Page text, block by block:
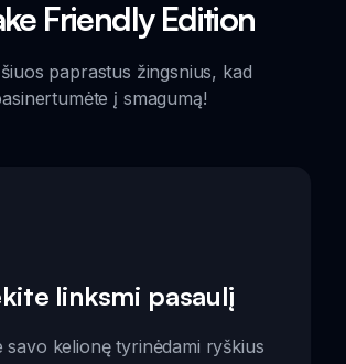
Friendly Edition
paprastus žingsnius, kad
į smagumą!
linksmi pasaulį
savo kelionę tyrinėdami ryškius